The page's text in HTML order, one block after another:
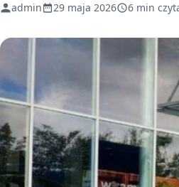
admin 29 maja 2026 6 min